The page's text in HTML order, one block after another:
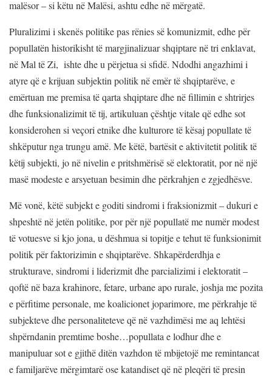
malësor – si këtu në Malësi, ashtu edhe në mërgatë.
Pluralizimi i skenës politike pas rënies së komunizmit, edhe për
popullatën historikisht të margjinalizuar shqiptare në tri enklavat,
në Mal të Zi, ishte dhe u përjetua si sfidë. Ndodhi angazhimi i
atyre që e krijuan subjektin politik në emër të shqiptarëve, e
emërtuan me premisa të qarta shqiptare dhe në fillimin e shtrirjes
dhe funksionalizimit të tij, artikuluan çështje vitale që edhe sot
konsiderohen si veçori etnike dhe kulturore të kësaj popullate të
shkëputur nga trungu amë. Me këtë, bartësit e aktivitetit politik të
këtij subjekti, jo në nivelin e pritshmërisë së elektoratit, por në një
masë modeste e arsyetuan besimin dhe përkrahjen e zgjedhësve.
Më vonë, këtë subjekt e goditi sindromi i fraksionizmit – dukuri e
shpeshtë në jetën politike, por për një popullatë me numër modest
të votuesve si kjo jona, u dëshmua si topitje e tehut të funksionimit
politik për faktorizimin e shqiptarëve. Shkapërderdhja e
strukturave, sindromi i liderizmit dhe parcializimi i elektoratit –
qoftë në baza krahinore, fetare, urbane apo rurale, joshja me pozita
e përfitime personale, me koalicionet joparimore, me përkrahje të
subjekteve dhe personaliteteve që në vazhdimësi me aq lehtësi
shpërndanin premtime boshe…popullata e lodhur dhe e
manipuluar sot e gjithë ditën vazhdon të mbijetojë me remintancat
e familjarëve mërgimtarë ose katandiset që në pleqëri të presin